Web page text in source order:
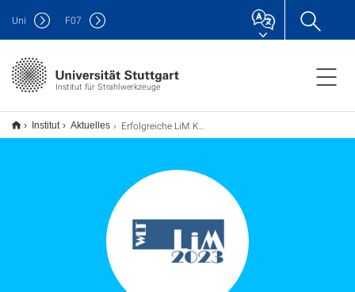
Institut für Strahlwerkzeuge
Uni F07
Institut Aktuelles Erfolgreiche LiM Konferenz 2023